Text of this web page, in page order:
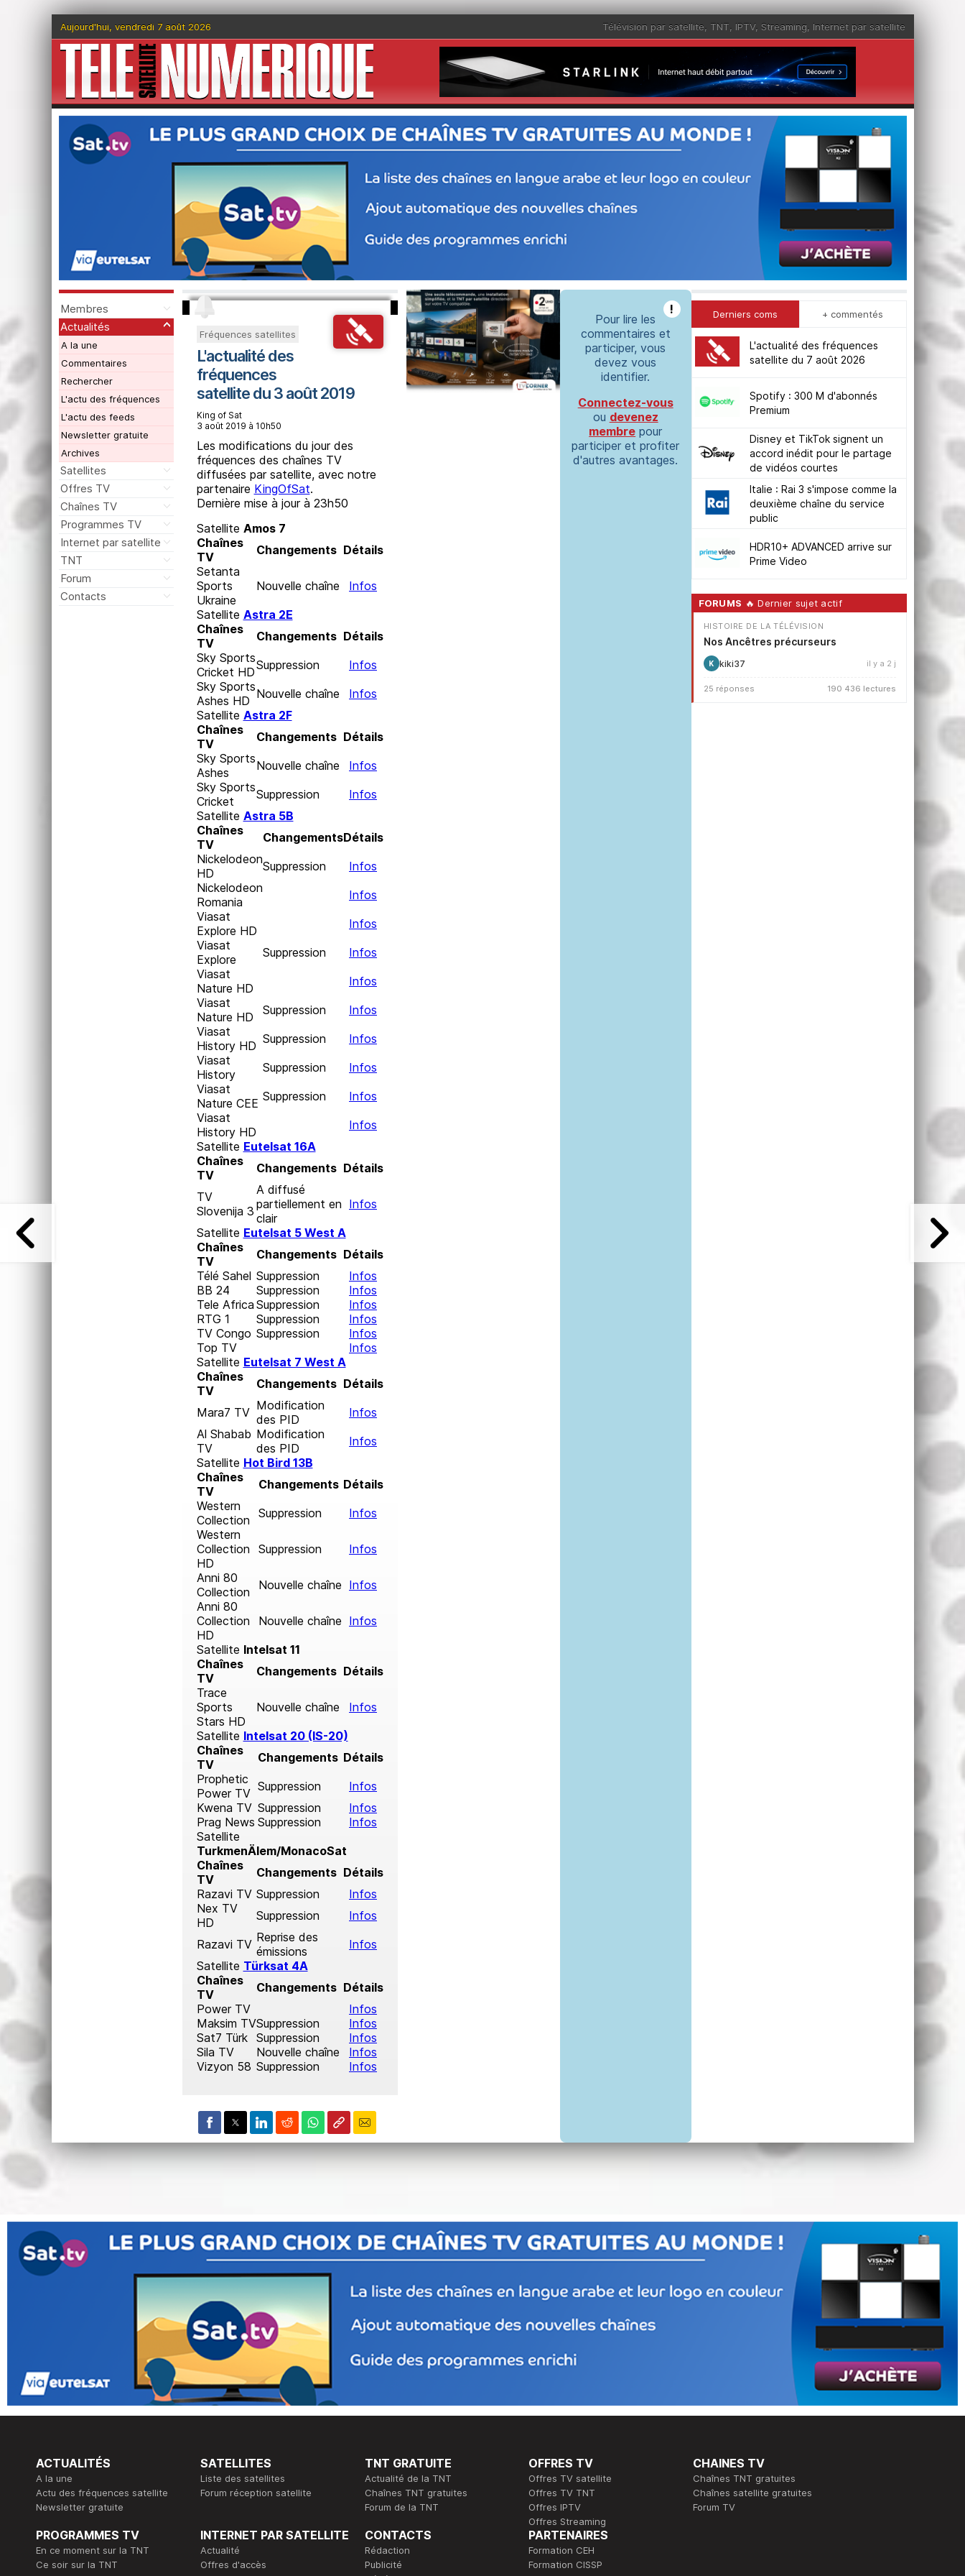
Aujourd'hui, vendredi 7 août 2026 Télévision par satellite, TNT, IPTV, Streaming, Internet par satellite
Membres
Actualités
A la une
Commentaires
Rechercher
L'actu des fréquences
L'actu des feeds
Newsletter gratuite
Archives
Satellites
Offres TV
Chaînes TV
Programmes TV
Internet par satellite
TNT
Forum
Contacts
Fréquences satellites
L'actualité des
fréquences
satellite du 3 août 2019
King of Sat
3 août 2019 à 10h50
Les modifications du jour des
fréquences des chaînes TV
diffusées par satellite, avec notre
partenaire KingOfSat.
Dernière mise à jour à 23h50
Satellite Amos 7
Chaînes
TV
Changements Détails
Setanta
Sports
Ukraine
Nouvelle chaîne
Infos
Satellite Astra 2E
Chaînes
TV
Changements Détails
Sky Sports
Cricket HDSuppression
Infos
Sky Sports
Ashes HD Nouvelle chaîne
Infos
Satellite Astra 2F
Chaînes
TV
Changements Détails
Sky Sports
Ashes
Nouvelle chaîne
Infos
Sky Sports
Cricket
Suppression
Infos
Satellite Astra 5B
Chaînes
TV
ChangementsDétails
Nickelodeon
HD
Suppression
Infos
Nickelodeon
Romania
Infos
Viasat
Explore HD
Infos
Viasat
Explore
Suppression
Infos
Viasat
Nature HD
Infos
Viasat
Nature HD
Suppression
Infos
Viasat
History HD Suppression
Infos
Viasat
History
Suppression
Infos
Viasat
Nature CEE Suppression
Infos
Viasat
History HD
Infos
Satellite Eutelsat 16A
Chaînes
TV
Changements Détails
TV
Slovenija 3
A diffusé
partiellement en
clair
Infos
Satellite Eutelsat 5 West A
Chaînes
TV
Changements Détails
Télé Sahel Suppression
Infos
BB 24
Suppression
Infos
Tele Africa Suppression
Infos
RTG 1
Suppression
Infos
TV Congo Suppression
Infos
Top TV
Infos
Satellite Eutelsat 7 West A
Chaînes
TV
Changements Détails
Mara7 TV Modification
des PID
Infos
Al Shabab
TV
Modification
des PID
Infos
Satellite Hot Bird 13B
Chaînes
TV
Changements Détails
Western
Collection
Suppression
Infos
Western
Collection
HD
Suppression
Infos
Anni 80
Collection
Nouvelle chaîne Infos
Anni 80
Collection
HD
Nouvelle chaîne Infos
Satellite Intelsat 11
Chaînes
TV
Changements Détails
Trace
Sports
Stars HD
Nouvelle chaîne
Infos
Satellite Intelsat 20 (IS-20)
Chaînes
TV
Changements Détails
Prophetic
Power TV Suppression
Infos
Kwena TV Suppression
Infos
Prag News Suppression
Infos
Satellite
TurkmenÄlem/MonacoSat
Chaînes
TV
Changements Détails
Razavi TV Suppression
Infos
Nex TV
HD
Suppression
Infos
Razavi TV Reprise des
émissions
Infos
Satellite Türksat 4A
Chaînes
TV
Changements Détails
Power TV
Infos
Maksim TVSuppression
Infos
Sat7 Türk
Suppression
Infos
Sila TV
Nouvelle chaîne
Infos
Vizyon 58 Suppression Infos
!
Pour lire les
commentaires et
participer, vous
devez vous
identifier.
Connectez-vous
ou devenez
membre pour
participer et profiter
d'autres avantages.
Derniers coms + commentés
L'actualité des fréquences
satellite du 7 août 2026
Spotify : 300 M d'abonnés
Premium
Disney et TikTok signent un
accord inédit pour le partage
de vidéos courtes
Italie : Rai 3 s'impose comme la
deuxième chaîne du service
public
HDR10+ ADVANCED arrive sur
Prime Video
FORUMS 🔥 Dernier sujet actif
HISTOIRE DE LA TÉLÉVISION
Nos Ancêtres précurseurs
K kiki37 il y a 2 j
25 réponses 190 436 lectures
ACTUALITÉS
A la une
Actu des fréquences satellite
Newsletter gratuite
SATELLITES
Liste des satellites
Forum réception satellite
TNT GRATUITE
Actualité de la TNT
Chaînes TNT gratuites
Forum de la TNT
OFFRES TV
Offres TV satellite
Offres TV TNT
Offres IPTV
Offres Streaming
CHAINES TV
Chaînes TNT gratuites
Chaînes satellite gratuites
Forum TV
PROGRAMMES TV
En ce moment sur la TNT
Ce soir sur la TNT
INTERNET PAR SATELLITE
Actualité
Offres d'accès
CONTACTS
Rédaction
Publicité
PARTENAIRES
Formation CEH
Formation CISSP